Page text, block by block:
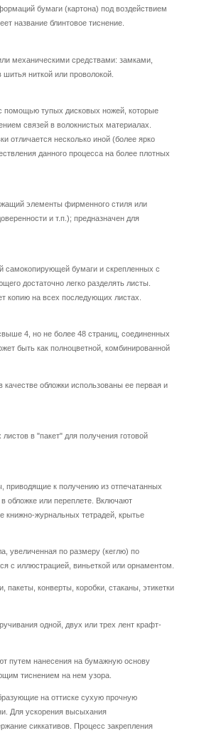
бумаги (картона) под воздействием
название блинтовое тиснение.
механическими средствами: замками,
ниткой или проволокой.
помощью тупых дисковых ножей, которые
связей в волокнистых материалах.
несколько иной (более ярко
данного процесса на более плотных
элементы фирменного стиля или
и т.п.); предназначен для
самокопирующей бумаги и скрепленных с
достаточно легко разделять листы.
копию на всех последующих листах.
4, но не более 48 страниц, соединенных
быть как полноцветной, комбинированной
обложки использованы ее первая и
в "пакет" для получения готовой
к получению из отпечатанных
обложке или переплете. Включают
книжно-журнальных тетрадей, крытье
увеличенная по размеру (кеглю) по
с иллюстрацией, виньеткой или орнаментом.
конверты, коробки, стаканы, этикетки
одной, двух или трех лент крафт-
путем нанесения на бумажную основу
тиснением на нем узора.
на оттиске сухую прочную
Для ускорения высыхания
сиккативов. Процесс закрепления